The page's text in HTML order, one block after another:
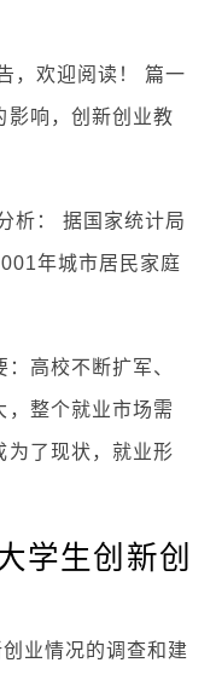
，欢迎阅读！ 篇一
影响，创新创业教
析： 据国家统计局
年城市居民家庭
高校不断扩军、
，整个就业市场需
为了现状，就业形
学生创新创
业情况的调查和建